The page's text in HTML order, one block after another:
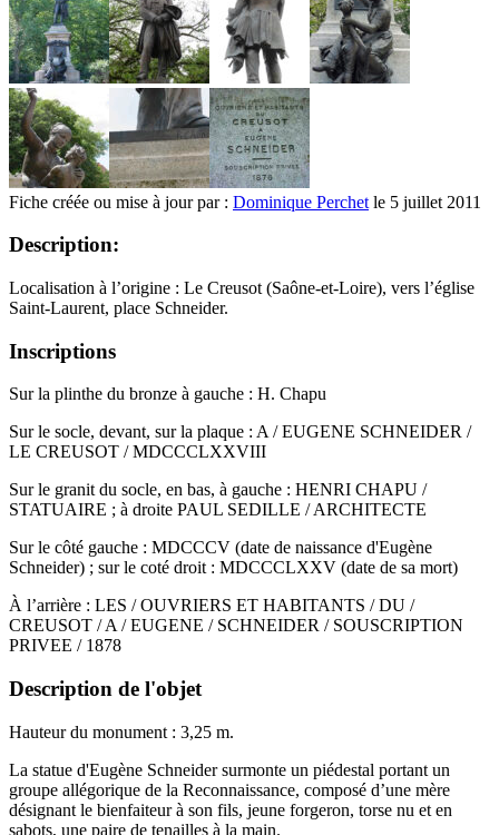
Fiche créée ou mise à jour par : Dominique Perchet le 5 juillet 2011
Description:
Localisation à l’origine : Le Creusot (Saône-et-Loire), vers l’église
Saint-Laurent, place Schneider.
Inscriptions
Sur la plinthe du bronze à gauche : H. Chapu
Sur le socle, devant, sur la plaque : A / EUGENE SCHNEIDER /
LE CREUSOT / MDCCCLXXVIII
Sur le granit du socle, en bas, à gauche : HENRI CHAPU /
STATUAIRE ; à droite PAUL SEDILLE / ARCHITECTE
Sur le côté gauche : MDCCCV (date de naissance d'Eugène
Schneider) ; sur le coté droit : MDCCCLXXV (date de sa mort)
À l’arrière : LES / OUVRIERS ET HABITANTS / DU /
CREUSOT / A / EUGENE / SCHNEIDER / SOUSCRIPTION
PRIVEE / 1878
Description de l'objet
Hauteur du monument : 3,25 m.
La statue d'Eugène Schneider surmonte un piédestal portant un
groupe allégorique de la Reconnaissance, composé d’une mère
désignant le bienfaiteur à son fils, jeune forgeron, torse nu et en
sabots, une paire de tenailles à la main.